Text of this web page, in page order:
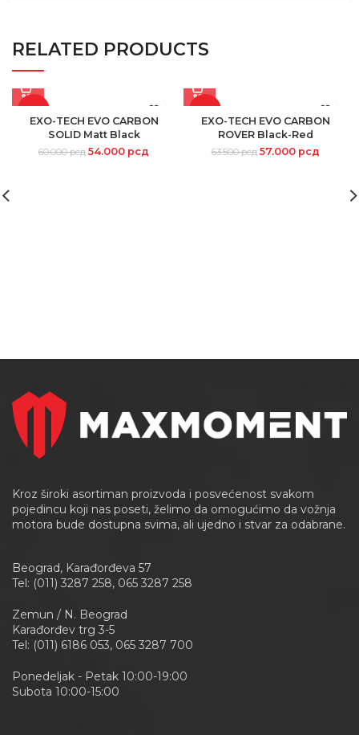
RELATED PRODUCTS
-10%
EXO-TECH EVO CARBON
SOLID Matt Black
60.000рсд 54.000 рсд
-10%
EXO-TECH EVO CARBON
ROVER Black-Red
63.500рсд 57.000 рсд
Kroz široki asortiman proizvoda i posvećenost svakom
pojedincu koji nas poseti, želimo da omogućimo da vožnja
motora bude dostupna svima, ali ujedno i stvar za odabrane.
Beograd, Karađorđeva 57
Tel: (011) 3287 258, 065 3287 258
Zemun / N. Beograd
Karađorđev trg 3-5
Tel: (011) 6186 053, 065 3287 700
Ponedeljak - Petak 10:00-19:00
Subota 10:00-15:00